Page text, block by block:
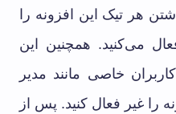
هر تیک این افزونه را
می‌کنید. همچنین این
خاصی مانند مدیر
را غیر فعال کنید. پس از